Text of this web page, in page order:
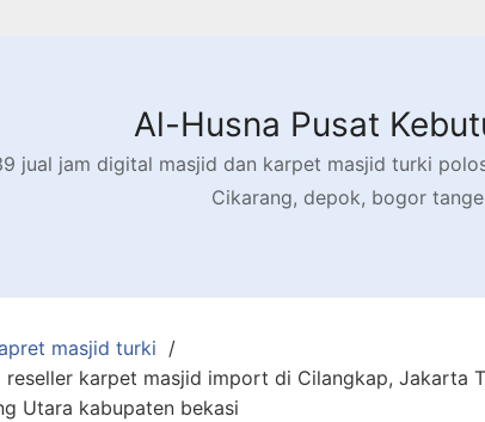
Al-Husna Pusat
jual jam digital masjid dan karpet masjid turki
Cikarang, depok, bogor
masjid turki
reseller karpet masjid import di Cilangkap, Jakarta
Utara kabupaten bekasi